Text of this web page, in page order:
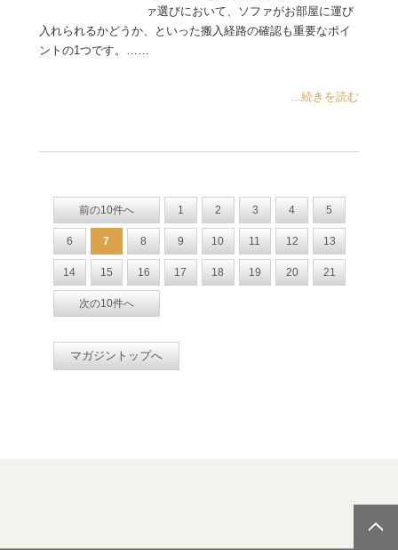
ァ選びにおいて、ソファがお部屋に運び
入れられるかどうか、といった搬入経路の確認も重要なポイ
ントの1つです。……
...続きを読む
前の10件へ 1 2 3 4 5
6 7 8 9 10 11 12 13
14 15 16 17 18 19 20 21
次の10件へ
マガジントップへ